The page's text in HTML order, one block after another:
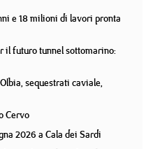
e 18 milioni di lavori pronta
il futuro tunnel sottomarino:
sequestrati caviale,
Cervo
2026 a Cala dei Sardi